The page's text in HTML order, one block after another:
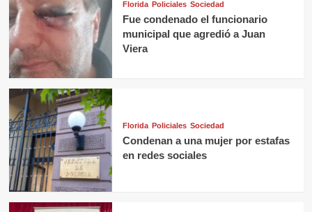
Florida Policiales Sociedad
Fue condenado el funcionario
municipal que agredió a Juan
Viera
Florida Policiales Sociedad
Condenan a una mujer por estafas
en redes sociales